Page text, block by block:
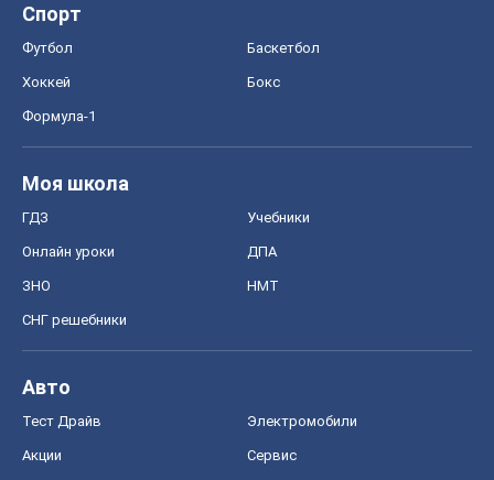
Спорт
Футбол Баскетбол
Хоккей Бокс
Формула-1
Моя школа
ГДЗ Учебники
Онлайн уроки ДПА
ЗНО НМТ
СНГ решебники
Авто
Тест Драйв Электромобили
Акции Сервис